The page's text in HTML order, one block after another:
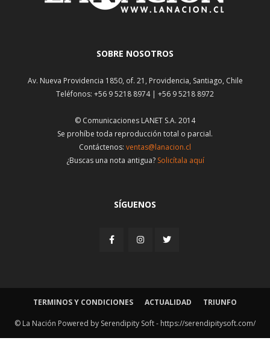
SOBRE NOSOTROS
Av. Nueva Providencia 1850, of. 21, Providencia, Santiago, Chile
Teléfonos: +56 9 5218 8974 | +56 9 5218 8972
© Comunicaciones LANET S.A. 2014
Se prohíbe toda reproducción total o parcial.
Contáctenos: ventas@lanacion.cl
¿Buscas una nota antigua? Solicítala aquí
SÍGUENOS
TERMINOS Y CONDICIONES ACTUALIDAD TRIUNFO
© La Nación Powered by Serendipity Soft - https://serendipitysoft.com/